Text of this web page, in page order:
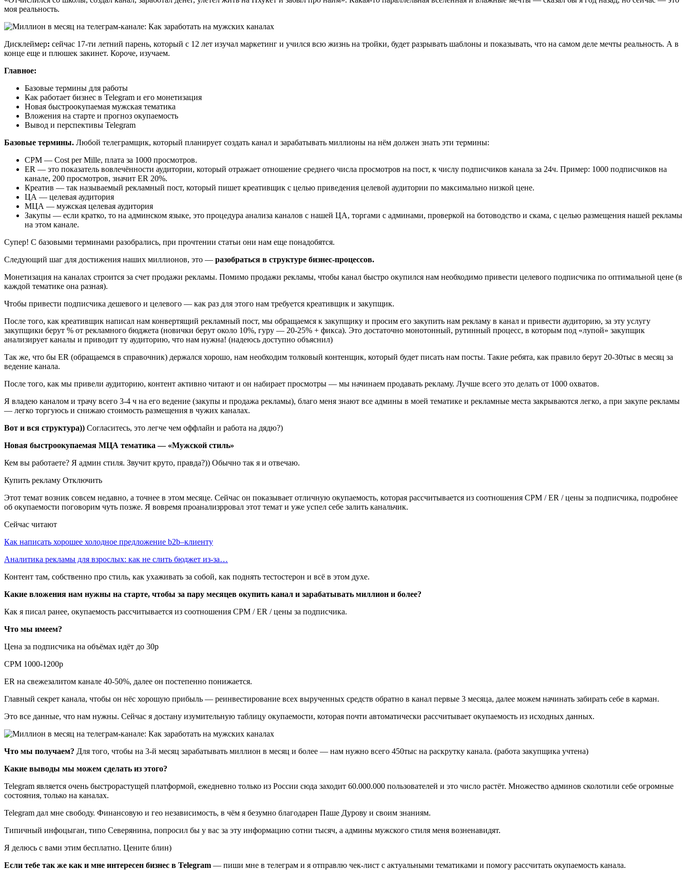
моя реальность.
Дисклеймер: сейчас 17-ти летний парень, который с 12 лет изучал маркетинг и учился всю жизнь на тройки, будет разрывать шаблоны и показывать, что на самом деле мечты реальность. А в
конце еще и плюшек закинет. Короче, изучаем.
Главное:
Базовые термины для работы
Как работает бизнес в Telegram и его монетизация
Новая быстроокупаемая мужская тематика
Вложения на старте и прогноз окупаемость
Вывод и перспективы Telegram
Базовые термины. Любой телеграмщик, который планирует создать канал и зарабатывать миллионы на нём должен знать эти термины:
CPM — Cost per Mille, плата за 1000 просмотров.
ER — это показатель вовлечённости аудитории, который отражает отношение среднего числа просмотров на пост, к числу подписчиков канала за 24ч. Пример: 1000 подписчиков на
канале, 200 просмотров, значит ER 20%.
Креатив — так называемый рекламный пост, который пишет креативщик с целью приведения целевой аудитории по максимально низкой цене.
ЦА — целевая аудитория
МЦА — мужская целевая аудитория
Закупы — если кратко, то на админском языке, это процедура анализа каналов с нашей ЦА, торгами с админами, проверкой на ботоводство и скама, с целью размещения нашей рекламы
на этом канале.
Супер! С базовыми терминами разобрались, при прочтении статьи они нам еще понадобятся.
Следующий шаг для достижения наших миллионов, это — разобраться в структуре бизнес-процессов.
Монетизация на каналах строится за счет продажи рекламы. Помимо продажи рекламы, чтобы канал быстро окупился нам необходимо привести целевого подписчика по оптимальной цене (в
каждой тематике она разная).
Чтобы привести подписчика дешевого и целевого — как раз для этого нам требуется креативщик и закупщик.
После того, как креативщик написал нам конвертящий рекламный пост, мы обращаемся к закупщику и просим его закупить нам рекламу в канал и привести аудиторию, за эту услугу
закупщики берут % от рекламного бюджета (новички берут около 10%, гуру — 20-25% + фикса). Это достаточно монотонный, рутинный процесс, в которым под «лупой» закупщик
анализирует каналы и приводит ту аудиторию, что нам нужна! (надеюсь доступно объяснил)
Так же, что бы ER (обращаемся в справочник) держался хорошо, нам необходим толковый контенщик, который будет писать нам посты. Такие ребята, как правило берут 20-30тыс в месяц за
ведение канала.
После того, как мы привели аудиторию, контент активно читают и он набирает просмотры — мы начинаем продавать рекламу. Лучше всего это делать от 1000 охватов.
Я владею каналом и трачу всего 3-4 ч на его ведение (закупы и продажа рекламы), благо меня знают все админы в моей тематике и рекламные места закрываются легко, а при закупе рекламы
— легко торгуюсь и снижаю стоимость размещения в чужих каналах.
Вот и вся структура)) Согласитесь, это легче чем оффлайн и работа на дядю?)
Новая быстроокупаемая МЦА тематика — «Мужской стиль»
Кем вы работаете? Я админ стиля. Звучит круто, правда?)) Обычно так я и отвечаю.
Купить рекламу Отключить
Этот темат возник совсем недавно, а точнее в этом месяце. Сейчас он показывает отличную окупаемость, которая рассчитывается из соотношения CPM / ER / цены за подписчика, подробнее
об окупаемости поговорим чуть позже. Я вовремя проанализрровал этот темат и уже успел себе залить канальчик.
Сейчас читают
Как написать хорошее холодное предложение b2b–клиенту
Аналитика рекламы для взрослых: как не слить бюджет из-за…
Контент там, собственно про стиль, как ухаживать за собой, как поднять тестостерон и всё в этом духе.
Какие вложения нам нужны на старте, чтобы за пару месяцев окупить канал и зарабатывать миллион и более?
Как я писал ранее, окупаемость рассчитывается из соотношения CPM / ER / цены за подписчика.
Что мы имеем?
Цена за подписчика на объёмах идёт до 30р
CPM 1000-1200р
ER на свежезалитом канале 40-50%, далее он постепенно понижается.
Главный секрет канала, чтобы он нёс хорошую прибыль — реинвестирование всех вырученных средств обратно в канал первые 3 месяца, далее можем начинать забирать себе в карман.
Это все данные, что нам нужны. Сейчас я достану изумительную таблицу окупаемости, которая почти автоматически рассчитывает окупаемость из исходных данных.
Что мы получаем? Для того, чтобы на 3-й месяц зарабатывать миллион в месяц и более — нам нужно всего 450тыс на раскрутку канала. (работа закупщика учтена)
Какие выводы мы можем сделать из этого?
Telegram является очень быстрорастущей платформой, ежедневно только из России сюда заходит 60.000.000 пользователей и это число растёт. Множество админов сколотили себе огромные
состояния, только на каналах.
Telegram дал мне свободу. Финансовую и гео независимость, в чём я безумно благодарен Паше Дурову и своим знаниям.
Типичный инфоцыган, типо Северянина, попросил бы у вас за эту информацию сотни тысяч, а админы мужского стиля меня возненавидят.
Я делюсь с вами этим бесплатно. Цените блин)
Если тебе так же как и мне интересен бизнес в Telegram — пиши мне в телеграм и я отправлю чек-лист с актуальными тематиками и помогу рассчитать окупаемость канала.